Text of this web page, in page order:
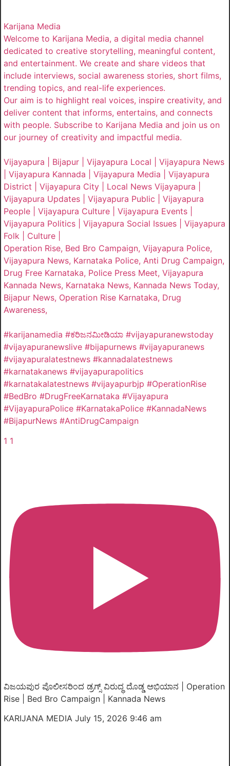
Karijana Media
Welcome to Karijana Media, a digital media channel
dedicated to creative storytelling, meaningful content,
and entertainment. We create and share videos that
include interviews, social awareness stories, short films,
trending topics, and real-life experiences.
Our aim is to highlight real voices, inspire creativity, and
deliver content that informs, entertains, and connects
with people. Subscribe to Karijana Media and join us on
our journey of creativity and impactful media.
Vijayapura | Bijapur | Vijayapura Local | Vijayapura News
| Vijayapura Kannada | Vijayapura Media | Vijayapura
District | Vijayapura City | Local News Vijayapura |
Vijayapura Updates | Vijayapura Public | Vijayapura
People | Vijayapura Culture | Vijayapura Events |
Vijayapura Politics | Vijayapura Social Issues | Vijayapura
Folk | Culture |
Operation Rise, Bed Bro Campaign, Vijayapura Police,
Vijayapura News, Karnataka Police, Anti Drug Campaign,
Drug Free Karnataka, Police Press Meet, Vijayapura
Kannada News, Karnataka News, Kannada News Today,
Bijapur News, Operation Rise Karnataka, Drug
Awareness,
#karijanamedia #ಕರಿಜನಮೀಡಿಯಾ #vijayapuranewstoday
#vijayapuranewslive #bijapurnews #vijayapuranews
#vijayapuralatestnews #kannadalatestnews
#karnatakanews #vijayapurapolitics
#karnatakalatestnews #vijayapurbjp #OperationRise
#BedBro #DrugFreeKarnataka #Vijayapura
#VijayapuraPolice #KarnatakaPolice #KannadaNews
#BijapurNews #AntiDrugCampaign
1 1
ವಿಜಯಪುರ ಪೊಲೀಸರಿಂದ ಡ್ರಗ್ಸ್ ವಿರುದ್ಧ ದೊಡ್ಡ ಅಭಿಯಾನ | Operation
Rise | Bed Bro Campaign | Kannada News
KARIJANA MEDIA July 15, 2026 9:46 am